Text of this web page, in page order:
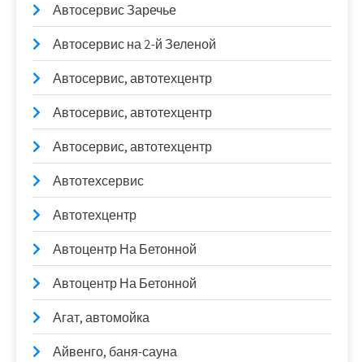
Автосервис Заречье
Автосервис на 2-й Зеленой
Автосервис, автотехцентр
Автосервис, автотехцентр
Автосервис, автотехцентр
Автотехсервис
Автотехцентр
Автоцентр На Бетонной
Автоцентр На Бетонной
Агат, автомойка
Айвенго, баня-сауна